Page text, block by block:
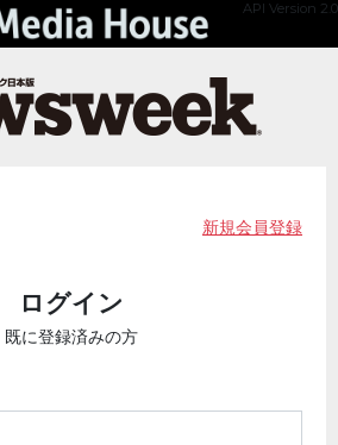
API Version 2.0
新規会員登録
ログイン
既に登録済みの方